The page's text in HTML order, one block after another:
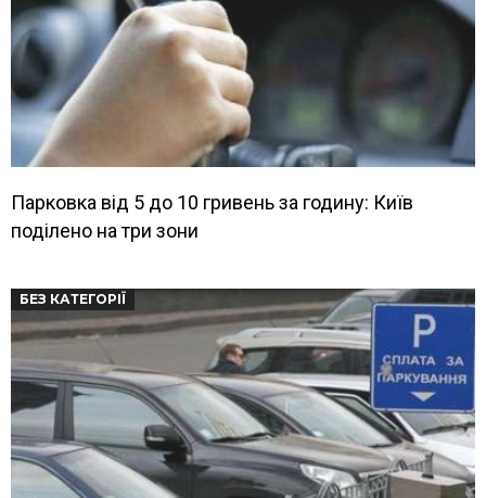
Парковка від 5 до 10 гривень за годину: Київ
поділено на три зони
БЕЗ КАТЕГОРІЇ